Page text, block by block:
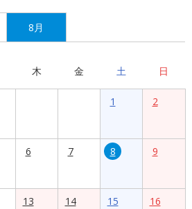
8月
木 金 土 日
1 2
6 7 8 9
13
14
15
16